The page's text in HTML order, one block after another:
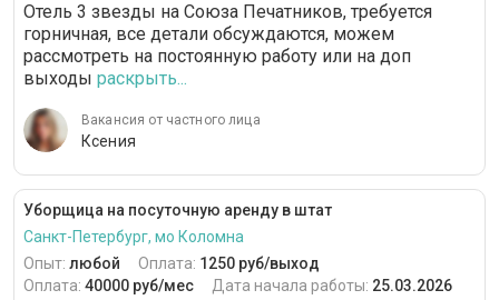
Отель 3 звезды на Союза Печатников, требуется
горничная, все детали обсуждаются, можем
рассмотреть на постоянную работу или на доп
выходы раскрыть...
Вакансия от частного лица
Ксения
Уборщица на посуточную аренду в штат
Санкт-Петербург, мо Коломна
Опыт: любой Оплата: 1250 руб/выход
Оплата: 40000 руб/мес Дата начала работы: 25.03.2026